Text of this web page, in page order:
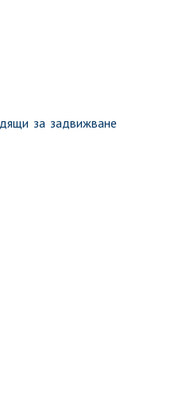
за задвижване